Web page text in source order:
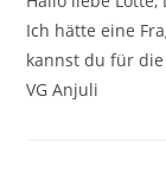
Ich hätte eine
kannst du für
VG Anjuli